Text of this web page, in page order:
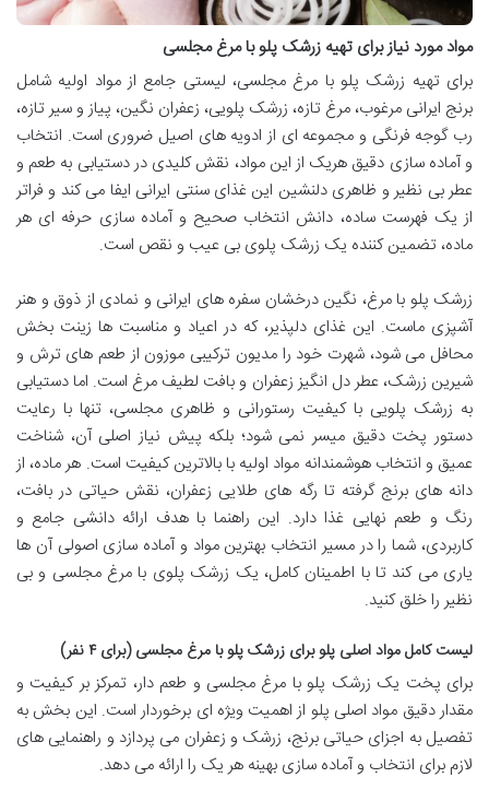
مواد مورد نیاز برای تهیه زرشک پلو با مرغ مجلسی
برای تهیه زرشک پلو با مرغ مجلسی، لیستی جامع از مواد اولیه شامل
برنج ایرانی مرغوب، مرغ تازه، زرشک پلویی، زعفران نگین، پیاز و سیر تازه،
رب گوجه فرنگی و مجموعه ای از ادویه های اصیل ضروری است. انتخاب
و آماده سازی دقیق هریک از این مواد، نقش کلیدی در دستیابی به طعم و
عطر بی نظیر و ظاهری دلنشین این غذای سنتی ایرانی ایفا می کند و فراتر
از یک فهرست ساده، دانش انتخاب صحیح و آماده سازی حرفه ای هر
ماده، تضمین کننده یک زرشک پلوی بی عیب و نقص است.
زرشک پلو با مرغ، نگین درخشان سفره های ایرانی و نمادی از ذوق و هنر
آشپزی ماست. این غذای دلپذیر، که در اعیاد و مناسبت ها زینت بخش
محافل می شود، شهرت خود را مدیون ترکیبی موزون از طعم های ترش و
شیرین زرشک، عطر دل انگیز زعفران و بافت لطیف مرغ است. اما دستیابی
به زرشک پلویی با کیفیت رستورانی و ظاهری مجلسی، تنها با رعایت
دستور پخت دقیق میسر نمی شود؛ بلکه پیش نیاز اصلی آن، شناخت
عمیق و انتخاب هوشمندانه مواد اولیه با بالاترین کیفیت است. هر ماده، از
دانه های برنج گرفته تا رگه های طلایی زعفران، نقش حیاتی در بافت،
رنگ و طعم نهایی غذا دارد. این راهنما با هدف ارائه دانشی جامع و
کاربردی، شما را در مسیر انتخاب بهترین مواد و آماده سازی اصولی آن ها
یاری می کند تا با اطمینان کامل، یک زرشک پلوی با مرغ مجلسی و بی
نظیر را خلق کنید.
لیست کامل مواد اصلی پلو برای زرشک پلو با مرغ مجلسی (برای ۴ نفر)
برای پخت یک زرشک پلو با مرغ مجلسی و طعم دار، تمرکز بر کیفیت و
مقدار دقیق مواد اصلی پلو از اهمیت ویژه ای برخوردار است. این بخش به
تفصیل به اجزای حیاتی برنج، زرشک و زعفران می پردازد و راهنمایی های
لازم برای انتخاب و آماده سازی بهینه هر یک را ارائه می دهد.